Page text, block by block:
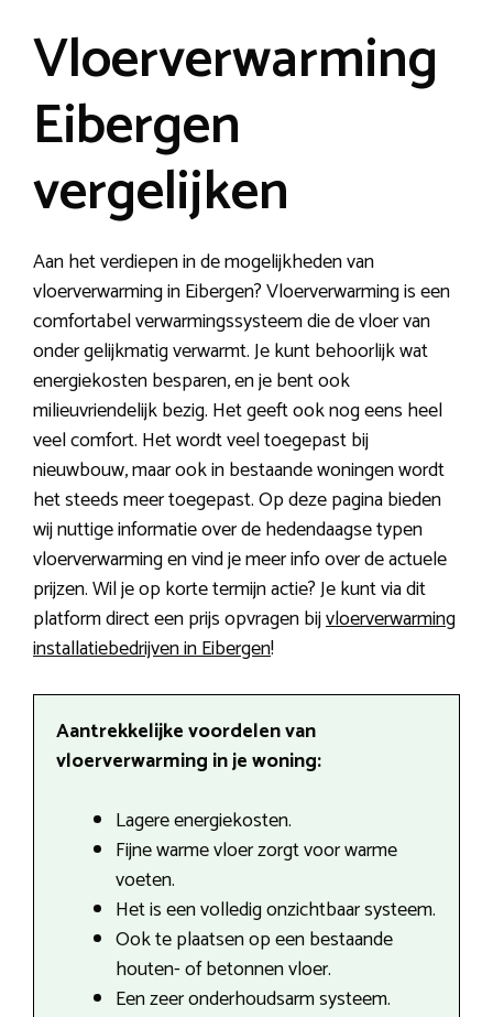
Vloerverwarming
Eibergen
vergelijken
Aan het verdiepen in de mogelijkheden van
vloerverwarming in Eibergen? Vloerverwarming is een
comfortabel verwarmingssysteem die de vloer van
onder gelijkmatig verwarmt. Je kunt behoorlijk wat
energiekosten besparen, en je bent ook
milieuvriendelijk bezig. Het geeft ook nog eens heel
veel comfort. Het wordt veel toegepast bij
nieuwbouw, maar ook in bestaande woningen wordt
het steeds meer toegepast. Op deze pagina bieden
wij nuttige informatie over de hedendaagse typen
vloerverwarming en vind je meer info over de actuele
prijzen. Wil je op korte termijn actie? Je kunt via dit
platform direct een prijs opvragen bijvloerverwarming
installatiebedrijven in Eibergen!
Aantrekkelijke voordelen van
vloerverwarming in je woning:
Lagere energiekosten.
Fijne warme vloer zorgt voor warme
voeten.
Het is een volledig onzichtbaar systeem.
Ook te plaatsen op een bestaande
houten- of betonnen vloer.
Een zeer onderhoudsarm systeem.